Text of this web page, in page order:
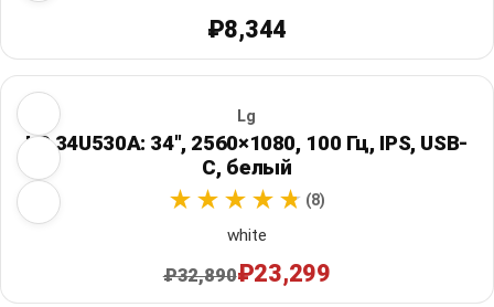
₽8,344
Lg
LG 34U530A: 34", 2560×1080, 100 Гц, IPS, USB-
C, белый
(8)
white
₽32,890₽23,299